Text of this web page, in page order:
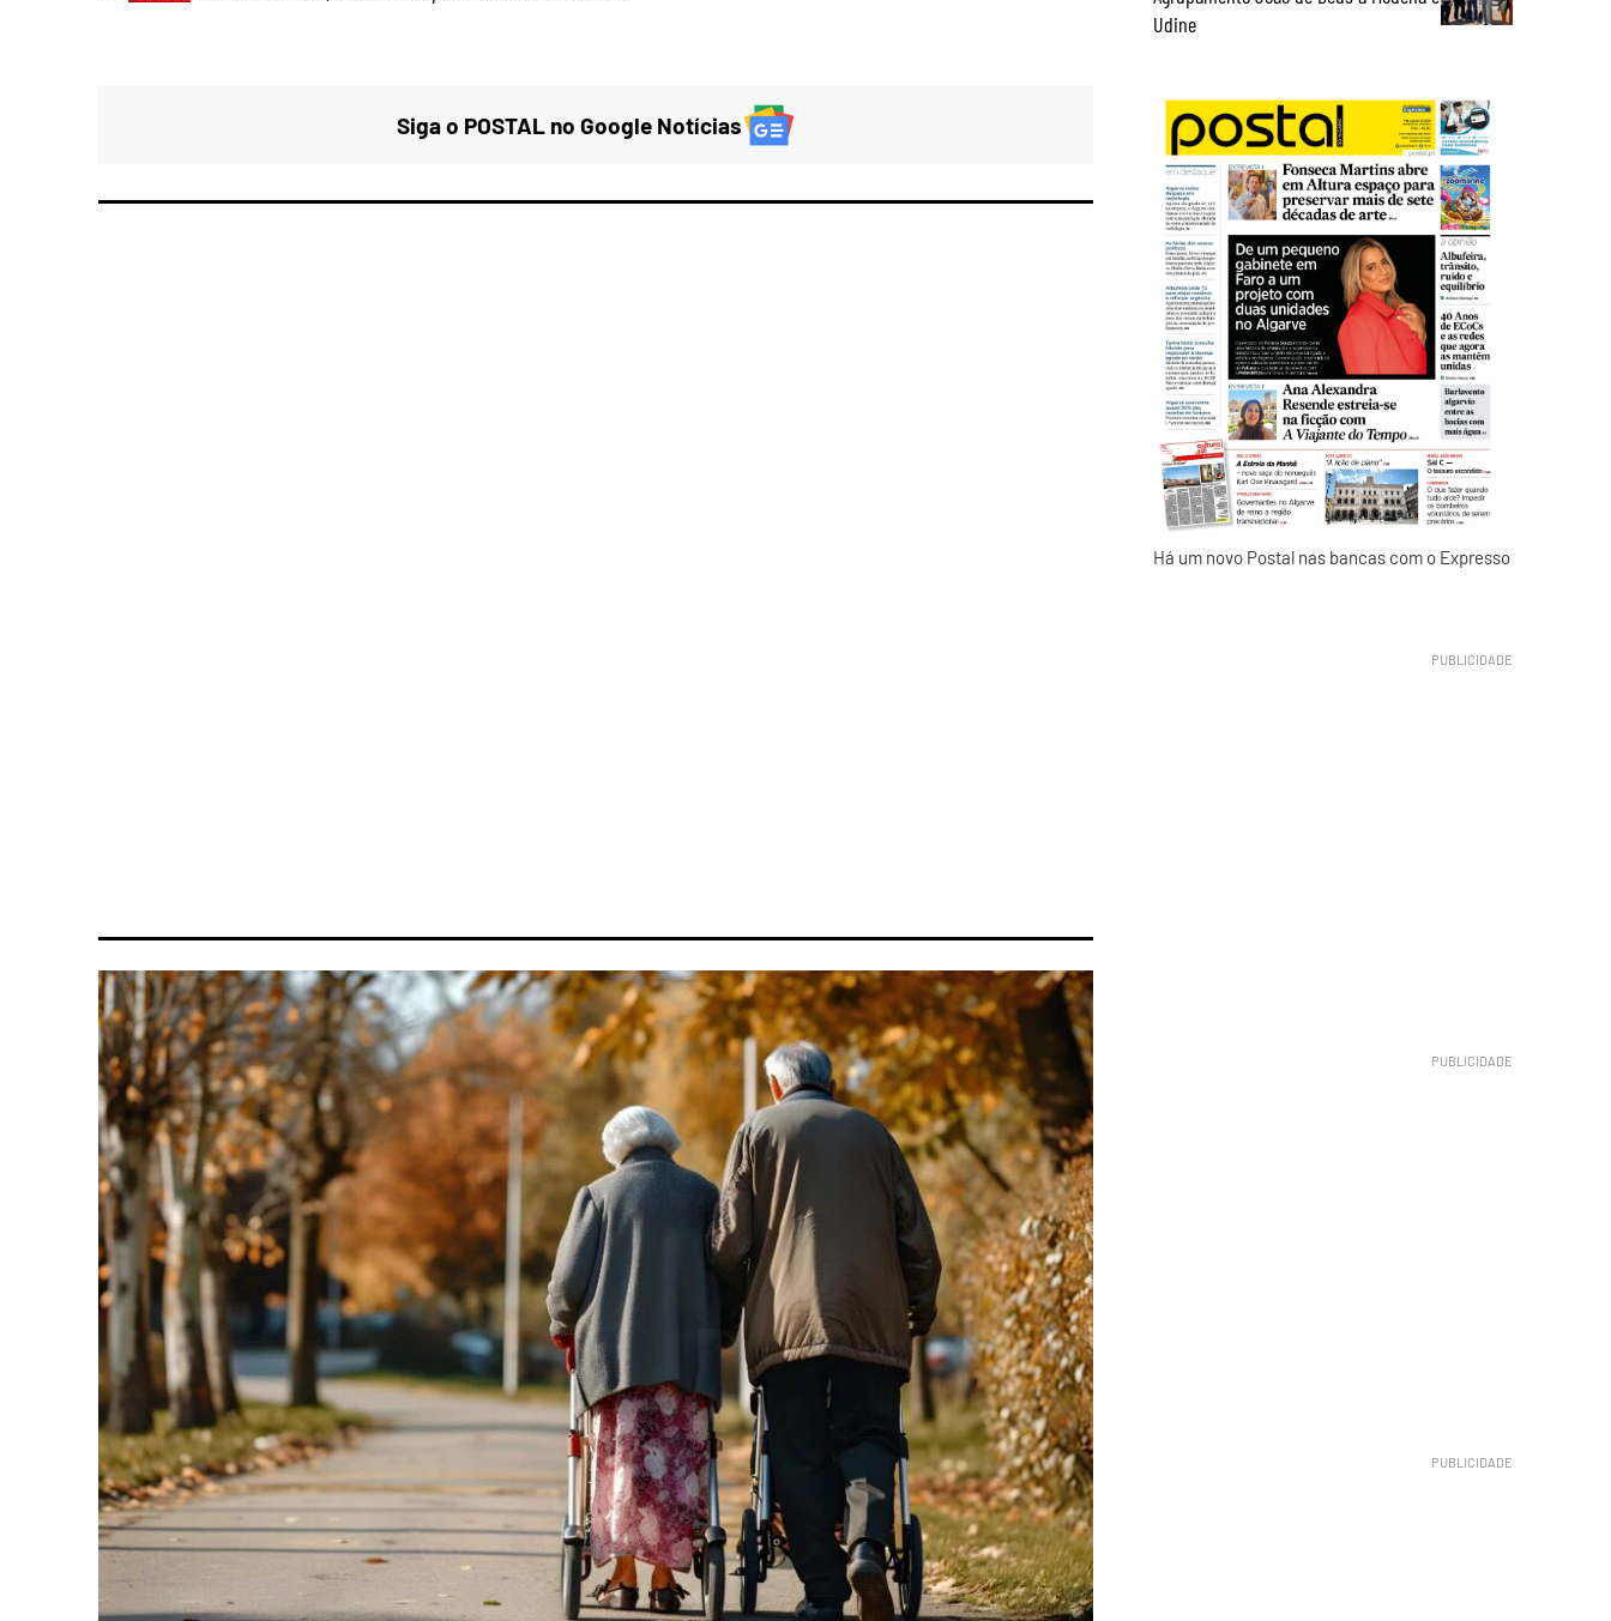
Siga o POSTAL no Google Notícias
Udine
Há um novo Postal nas bancas com o Expresso